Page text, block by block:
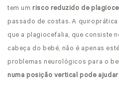
tem um risco reduzido de
passado de costas. A quiroprática
que a plagiocefalia, que consiste
cabeça do bebé, não é apenas
problemas neurológicos para o
numa posição vertical pode